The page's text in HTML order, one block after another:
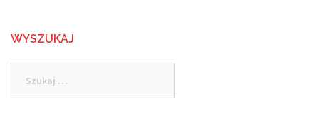
WYSZUKAJ